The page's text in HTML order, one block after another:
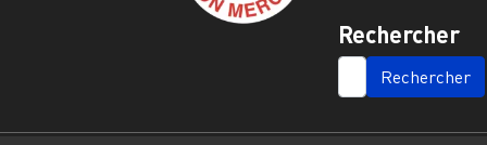
Rechercher
SEARCH